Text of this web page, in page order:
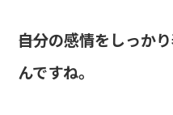
――自分の感情をしっか
んですね。